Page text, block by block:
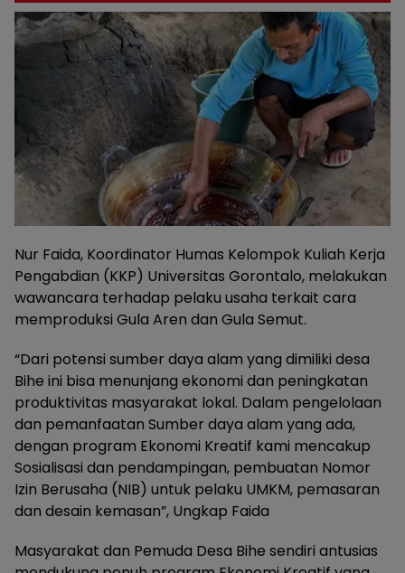
Nur Faida, Koordinator Humas Kelompok Kuliah Kerja
Pengabdian (KKP) Universitas Gorontalo, melakukan
wawancara terhadap pelaku usaha terkait cara
memproduksi Gula Aren dan Gula Semut.
“Dari potensi sumber daya alam yang dimiliki desa
Bihe ini bisa menunjang ekonomi dan peningkatan
produktivitas masyarakat lokal. Dalam pengelolaan
dan pemanfaatan Sumber daya alam yang ada,
dengan program Ekonomi Kreatif kami mencakup
Sosialisasi dan pendampingan, pembuatan Nomor
Izin Berusaha (NIB) untuk pelaku UMKM, pemasaran
dan desain kemasan”, Ungkap Faida
Masyarakat dan Pemuda Desa Bihe sendiri antusias